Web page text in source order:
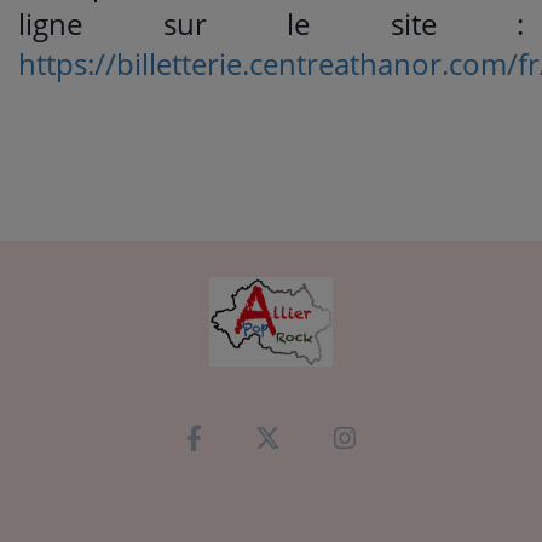
ligne sur le site :
https://billetterie.centreathanor.com/